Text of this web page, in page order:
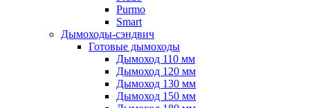
Purmo
Smart
Дымоходы-сэндвич
Готовые дымоходы
Дымоход 110 мм
Дымоход 120 мм
Дымоход 130 мм
Дымоход 150 мм